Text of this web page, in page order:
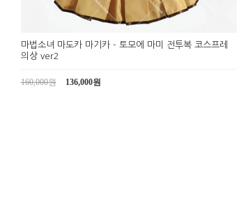
마법소녀 마도카 마기카 - 토모에 마미 전투복 코스프레
의상 ver2
160,000원 136,000원